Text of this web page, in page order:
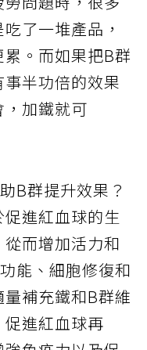
了一堆產品，
。而如果把B群
半功倍的效果
加鐵就可
B群提升效果？
進紅血球的生
而增加活力和
能、細胞修復和
補充鐵和B群維
進紅血球再